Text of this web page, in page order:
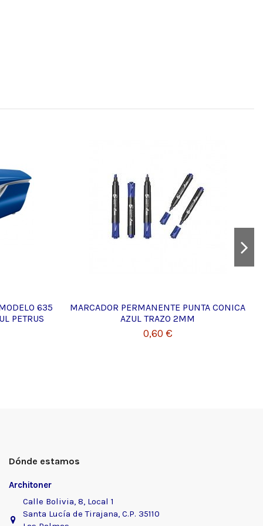
635
PETRUS
MARCADOR PERMANENTE PUNTA CONICA
AZUL TRAZO 2MM
0,60 €
Dónde estamos
Architoner
Calle Bolivia, 8, Local 1
Santa Lucía de Tirajana, C.P. 35110